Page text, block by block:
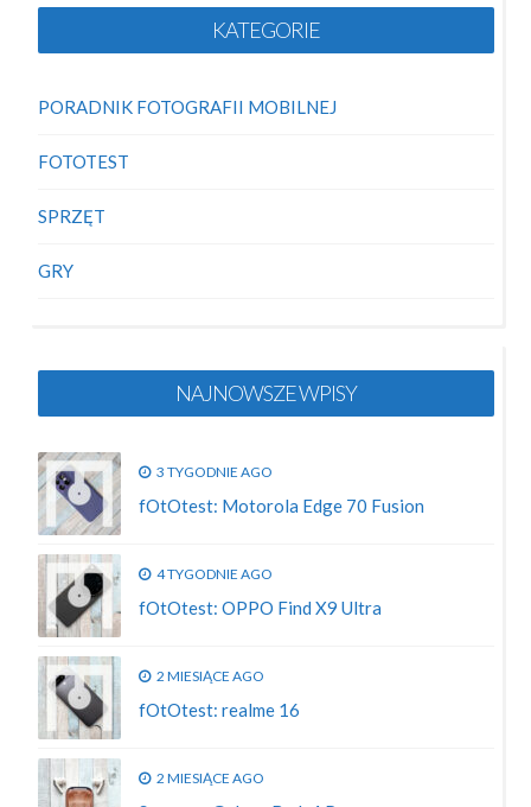
KATEGORIE
PORADNIK FOTOGRAFII MOBILNEJ
FOTOTEST
SPRZĘT
GRY
NAJNOWSZE WPISY
3 TYGODNIE AGO
fOtOtest: Motorola Edge 70 Fusion
4 TYGODNIE AGO
fOtOtest: OPPO Find X9 Ultra
2 MIESIĄCE AGO
fOtOtest: realme 16
2 MIESIĄCE AGO